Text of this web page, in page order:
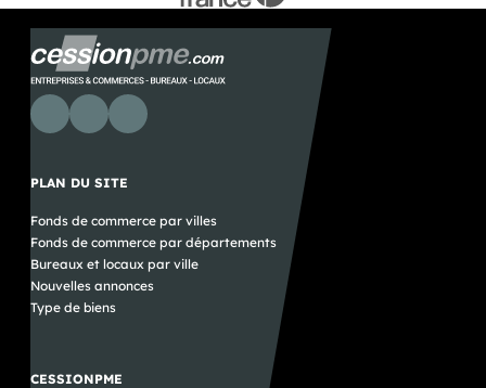
PLAN DU SITE
Fonds de commerce par villes
Fonds de commerce par départements
Bureaux et locaux par ville
Nouvelles annonces
Type de biens
CESSIONPME